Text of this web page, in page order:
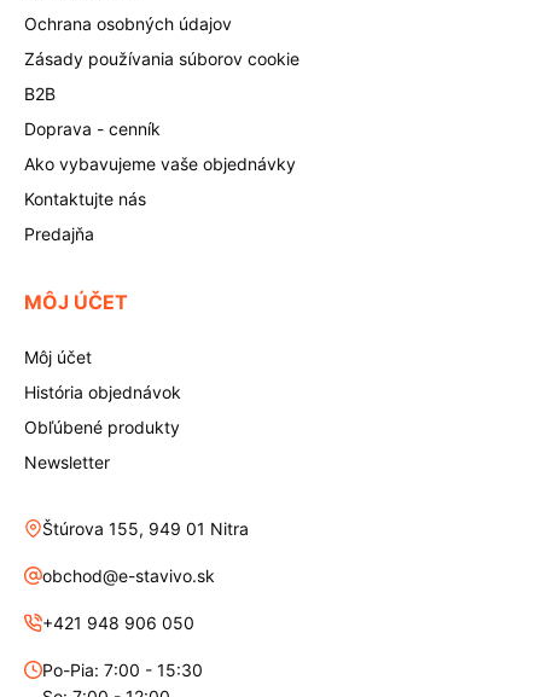
Ochrana osobných údajov
Zásady používania súborov cookie
B2B
Doprava - cenník
Ako vybavujeme vaše objednávky
Kontaktujte nás
Predajňa
MÔJ ÚČET
Môj účet
História objednávok
Obľúbené produkty
Newsletter
Štúrova 155, 949 01 Nitra
obchod@e-stavivo.sk
+421 948 906 050
Po-Pia: 7:00 - 15:30